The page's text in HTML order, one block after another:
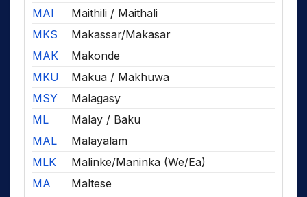
MAI
Maithili / Maithali
MKS
Makassar/Makasar
MAK
Makonde
MKU
Makua / Makhuwa
MSY
Malagasy
ML
Malay / Baku
MAL
Malayalam
MLK
Malinke/Maninka (We/Ea)
MA
Maltese